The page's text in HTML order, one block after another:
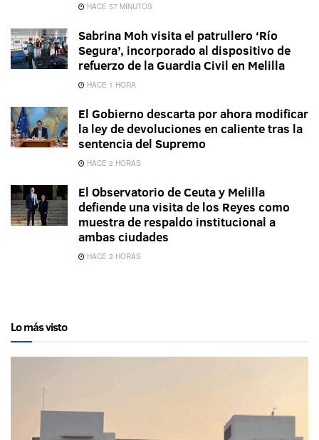
HACE 57 MINUTOS
Sabrina Moh visita el patrullero ‘Río
Segura’, incorporado al dispositivo de
refuerzo de la Guardia Civil en Melilla
HACE 1 HORA
El Gobierno descarta por ahora modificar
la ley de devoluciones en caliente tras la
sentencia del Supremo
HACE 2 HORAS
El Observatorio de Ceuta y Melilla
defiende una visita de los Reyes como
muestra de respaldo institucional a
ambas ciudades
HACE 2 HORAS
Lo más visto